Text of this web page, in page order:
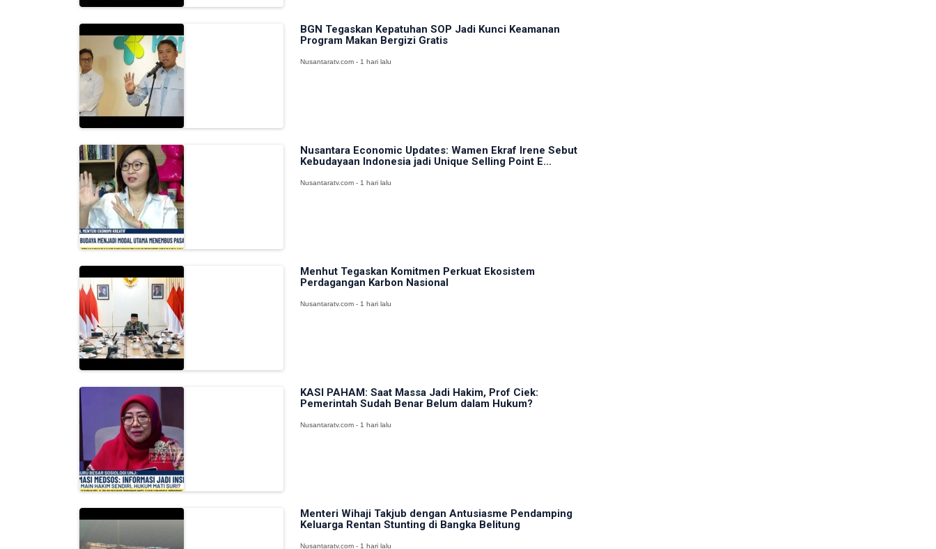
BGN Tegaskan Kepatuhan SOP Jadi Kunci Keamanan
Program Makan Bergizi Gratis
Nusantaratv.com - 1 hari lalu
Nusantara Economic Updates: Wamen Ekraf Irene Sebut
Kebudayaan Indonesia jadi Unique Selling Point E...
Nusantaratv.com - 1 hari lalu
Menhut Tegaskan Komitmen Perkuat Ekosistem
Perdagangan Karbon Nasional
Nusantaratv.com - 1 hari lalu
KASI PAHAM: Saat Massa Jadi Hakim, Prof Ciek:
Pemerintah Sudah Benar Belum dalam Hukum?
Nusantaratv.com - 1 hari lalu
Menteri Wihaji Takjub dengan Antusiasme Pendamping
Keluarga Rentan Stunting di Bangka Belitung
Nusantaratv.com - 1 hari lalu